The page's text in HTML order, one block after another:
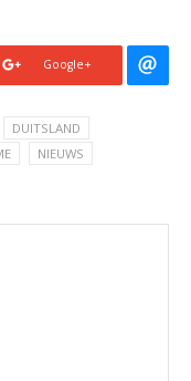
Google+
DUITSLAND
NIEUWS